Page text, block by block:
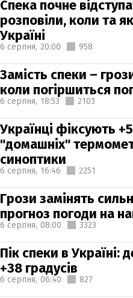
Спека почне
розповіли, коли та
Україні
6 серпня, 20:00 958
Замість спеки –
коли погіршиться
6 серпня, 18:53 2103
Українці фіксують
"домашніх"
синоптики
6 серпня, 16:46 2251
Грози замінять
прогноз погоди на
6 серпня, 08:00 3323
Пік спеки в Україні:
+38 градусів
6 серпня, 06:40 827